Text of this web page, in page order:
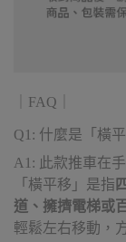
｜FAQ｜
Q1: 什麼是「橫
A1: 此款推車在
「橫平移」是指
道、擁擠電梯或
輕鬆左右移動，